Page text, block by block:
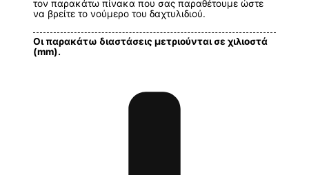
τον παρακάτω πίνακα που σας παραθέτουμε ώστε
να βρείτε το νούμερο του δαχτυλιδιού.
Οι παρακάτω διαστάσεις μετριούνται σε χιλιοστά
(mm).